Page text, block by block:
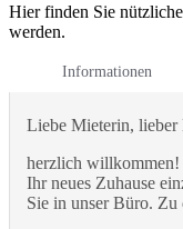
Hier finden Sie
werden.
Informationen
Liebe Mieterin, lieber
herzlich willkommen!
Ihr neues Zuhause
Sie in unser Büro. Zu